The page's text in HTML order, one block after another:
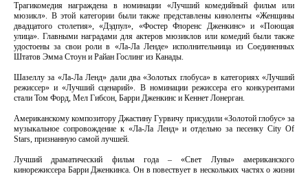
Трагикомедия награждена в номинации «Лучший комедийный фильм или
мюзикл». В этой категории были также представлены киноленты «Женщины
двадцатого столетия», «Дэдпул», «Фостер Флоренс Дженкинс» и «Поющая
улица». Главными наградами для актеров мюзиклов или комедий были также
удостоены за свои роли в «Ла-Ла Ленде» исполнительница из Соединенных
Штатов Эмма Стоун и Райан Гослинг из Канады.
Шазеллу за «Ла-Ла Ленд» дали два «Золотых глобуса» в категориях «Лучший
режиссер» и «Лучший сценарий». В номинации режиссера его конкурентами
стали Том Форд, Мел Гибсон, Барри Дженкинс и Кеннет Лонерган.
Американскому композитору Джастину Гурвичу присудили «Золотой глобус» за
музыкальное сопровождение к «Ла-Ла Ленд» и отдельно за песенку City Of
Stars, признанную самой лучшей.
Лучший драматический фильм года – «Свет Луны» американского
кинорежиссера Барри Дженкинса. Он в повествует в нескольких частях о жизни